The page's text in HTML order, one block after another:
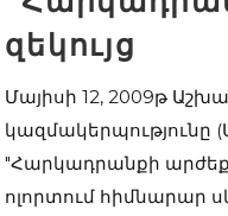
զեկույց
Մայիսի 12, 2009թ
կազմակերպությունը
"Հարկադրանքի
ոլորտում հիմնարար